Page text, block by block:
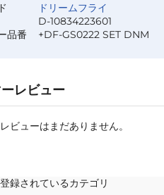
ドリームフライ
D-10834223601
品番
+DF-GS0222 SET DNM
レビュー
ビューはまだありません。
録されているカテゴリ